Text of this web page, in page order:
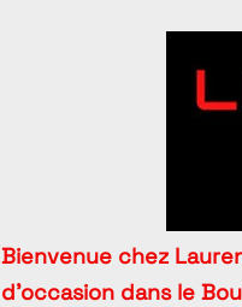
Bienvenue chez
d’occasion dans le